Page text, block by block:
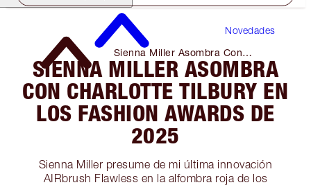
Novedades
Sienna Miller Asombra Con
Charlotte Tilbury En Los Fashion
Awards De 2025
SIENNA MILLER ASOMBRA
CON CHARLOTTE TILBURY EN
LOS FASHION AWARDS DE
2025
Sienna Miller presume de mi última innovación
AIRbrush Flawless en la alfombra roja de los